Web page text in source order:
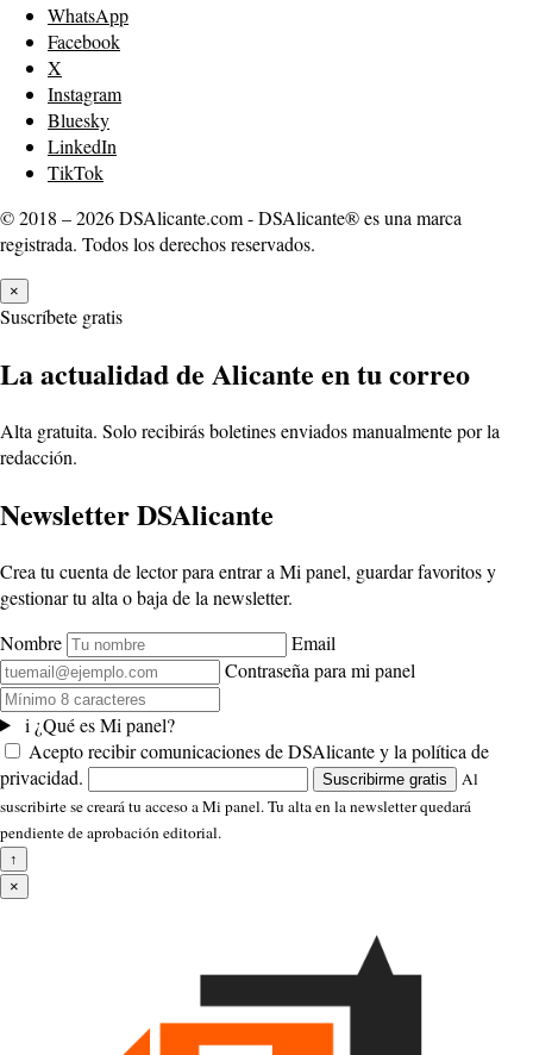
WhatsApp
Facebook
X
Instagram
Bluesky
LinkedIn
TikTok
© 2018 – 2026 DSAlicante.com - DSAlicante® es una marca
registrada. Todos los derechos reservados.
×
Suscríbete gratis
La actualidad de Alicante en tu correo
Alta gratuita. Solo recibirás boletines enviados manualmente por la
redacción.
Newsletter DSAlicante
Crea tu cuenta de lector para entrar a Mi panel, guardar favoritos y
gestionar tu alta o baja de la newsletter.
Nombre
Email
Contraseña para mi panel
i ¿Qué es Mi panel?
Acepto recibir comunicaciones de DSAlicante y la política de
privacidad.
Suscribirme gratis
Al
suscribirte se creará tu acceso a Mi panel. Tu alta en la newsletter quedará
pendiente de aprobación editorial.
↑
×